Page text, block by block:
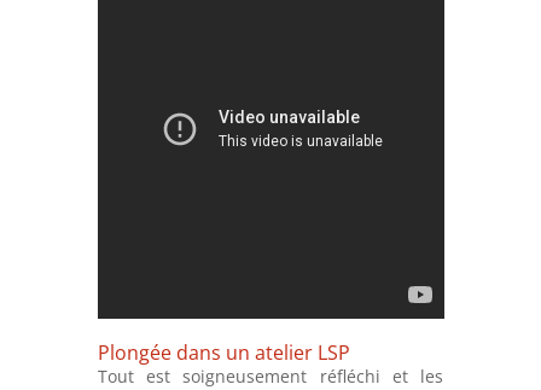
Plongée dans un atelier LSP
Tout est soigneusement réfléchi et les